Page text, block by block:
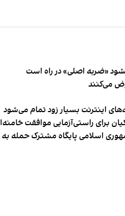
«ضربه اصلی» در راه است
می‌کنند
اینترنت بسیار زود تمام می‌شود
برای راستی‌آزمایی موافقت
اسلامی پایگاه مشترک حمله به